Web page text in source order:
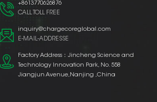
+8613770626876
CALL TOLL FREE
inquiry@chargecoreglobal.com
E-MAIL-ADDRESSE
Factory Address：Jincheng Science and
Technology Innovation Park, No. 558
Jiangjun Avenue,Nanjing ,China